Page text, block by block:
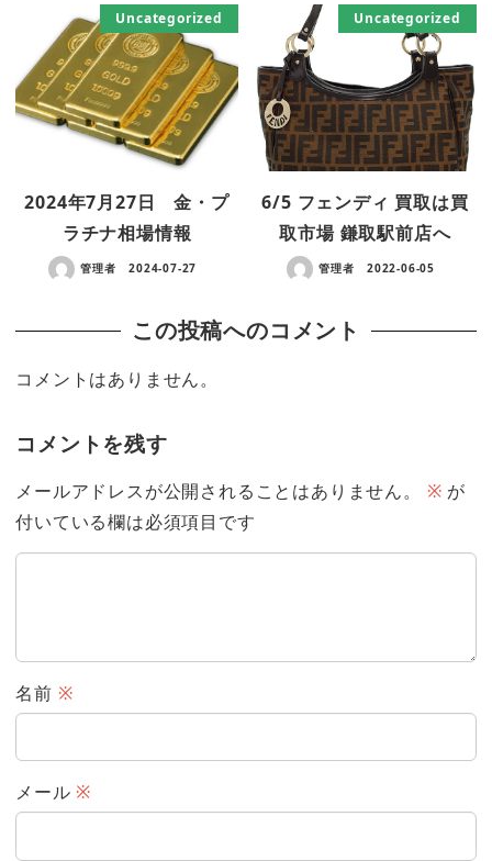
Uncategorized
2024年7月27日 金・プ
ラチナ相場情報
管理者 2024-07-27
Uncategorized
6/5 フェンディ 買取は買
取市場 鎌取駅前店へ
管理者 2022-06-05
この投稿へのコメント
コメントはありません。
コメントを残す
メールアドレスが公開されることはありません。 ※ が
付いている欄は必須項目です
名前 ※
メール ※